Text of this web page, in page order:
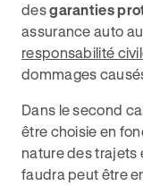
desgaranties
assurance auto
responsabilité
dommages
Dans le second
être choisie en
nature des trajets
faudra peut être